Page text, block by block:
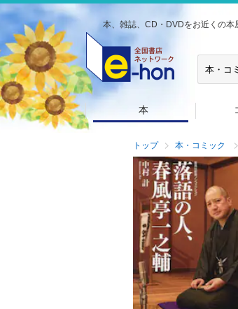
本、雑誌、CD・DVDをお近くの本
本
トップ 本・コミック